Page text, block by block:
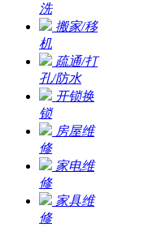
洗
搬家/移
机
疏通/打
孔/防水
开锁换
锁
房屋维
修
家电维
修
家具维
修